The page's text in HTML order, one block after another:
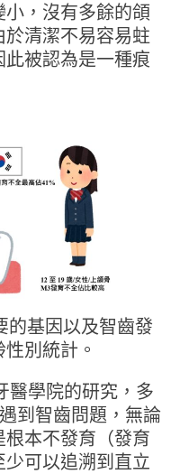
，沒有多餘的頜
清潔不易容易蛀
被認為是一種痕
的基因以及智齒發
別統計。
醫學院的研究，多
到智齒問題，無論
本不發育（發育
可以追溯到直立